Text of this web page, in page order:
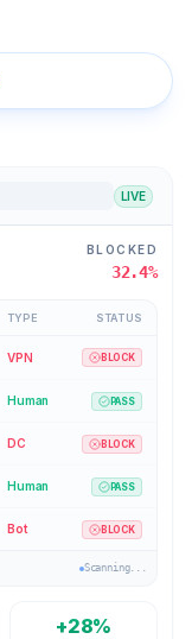
LIVE
BLOCKED
32.4%
TYPE STATUS
Human PASS
DC BLOCK
Human PASS
Bot BLOCK
Human PASS
Scanning...
+28%